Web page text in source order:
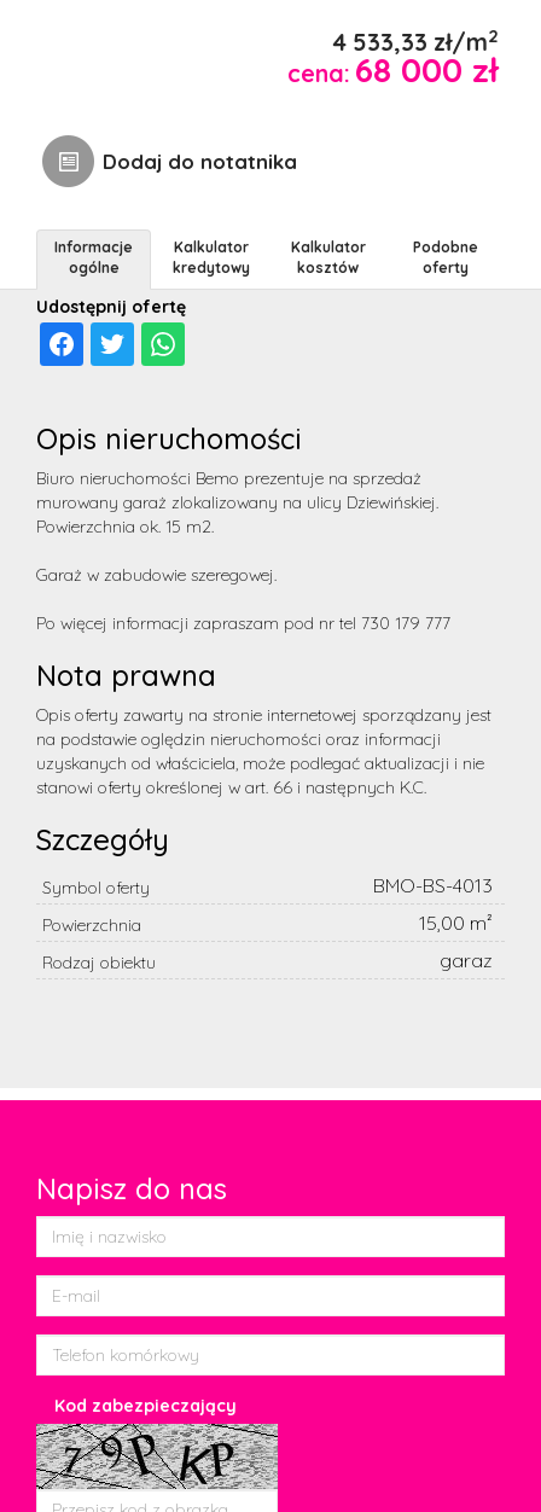
4 533,33 zł/m2
cena: 68 000 zł
Dodaj do notatnika
Udostępnij ofertę
Informacje
ogólne
Kalkulator
kredytowy
Kalkulator
kosztów
Podobne
oferty
Opis nieruchomości
Biuro nieruchomości Bemo prezentuje na sprzedaż
murowany garaż zlokalizowany na ulicy Dziewińskiej.
Powierzchnia ok. 15 m2.
Garaż w zabudowie szeregowej.
Po więcej informacji zapraszam pod nr tel 730 179 777
Nota prawna
Opis oferty zawarty na stronie internetowej sporządzany jest
na podstawie oględzin nieruchomości oraz informacji
uzyskanych od właściciela, może podlegać aktualizacji i nie
stanowi oferty określonej w art. 66 i następnych K.C.
Szczegóły
Symbol oferty BMO-BS-4013
Powierzchnia 15,00 m²
Rodzaj obiektu garaz
Napisz do nas
Kod zabezpieczający